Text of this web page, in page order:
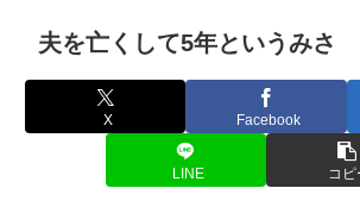
夫を亡くして5年というみさ
X Facebook
LINE コピ